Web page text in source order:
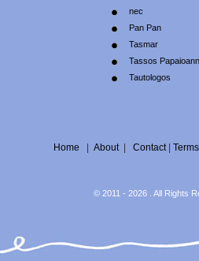
nec
Pan Pan
Tasmar
Tassos
Tautologos
Home About| Contact| Terms
© 2011 - 2026 . All Rights